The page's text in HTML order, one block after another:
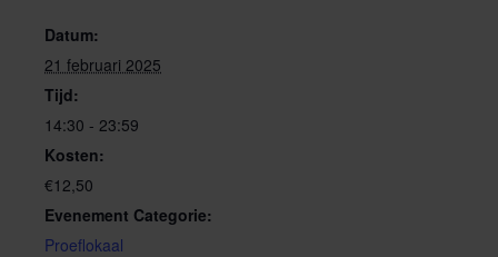
Datum:
21 februari 2025
Tijd:
14:30 - 23:59
Kosten:
€12,50
Evenement Categorie:
Proeflokaal